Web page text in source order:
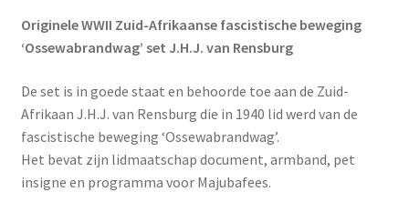
Originele WWII Zuid-Afrikaanse fascistische beweging
‘Ossewabrandwag’ set J.H.J. van Rensburg
De set is in goede staat en behoorde toe aan de Zuid-
Afrikaan J.H.J. van Rensburg die in 1940 lid werd van de
fascistische beweging ‘Ossewabrandwag’.
Het bevat zijn lidmaatschap document, armband, pet
insigne en programma voor Majubafees.